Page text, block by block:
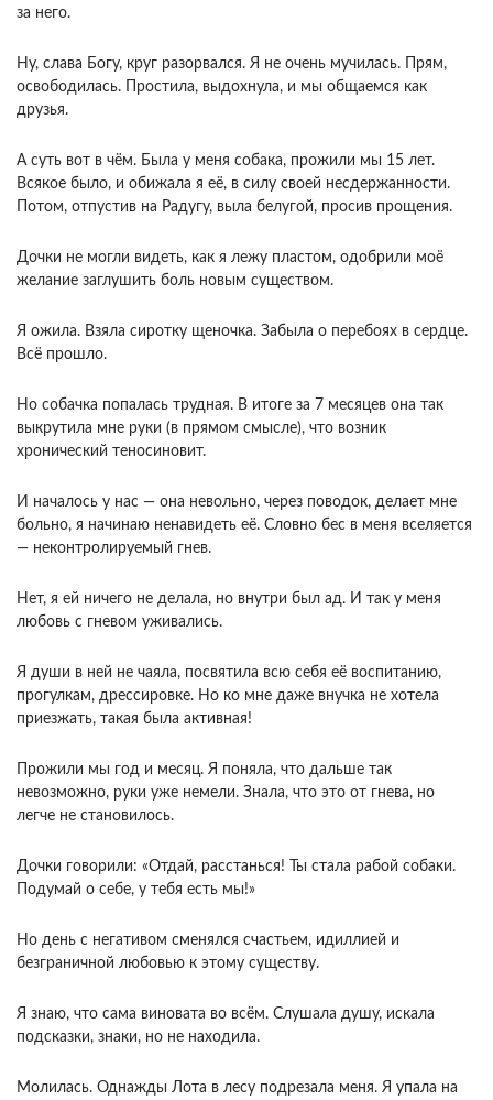
за него.
Ну, слава Богу, круг разорвался. Я не очень мучилась. Прям,
освободилась. Простила, выдохнула, и мы общаемся как
друзья.
А суть вот в чём. Была у меня собака, прожили мы 15 лет.
Всякое было, и обижала я её, в силу своей несдержанности.
Потом, отпустив на Радугу, выла белугой, просив прощения.
Дочки не могли видеть, как я лежу пластом, одобрили моё
желание заглушить боль новым существом.
Я ожила. Взяла сиротку щеночка. Забыла о перебоях в сердце.
Всё прошло.
Но собачка попалась трудная. В итоге за 7 месяцев она так
выкрутила мне руки (в прямом смысле), что возник
хронический теносиновит.
И началось у нас — она невольно, через поводок, делает мне
больно, я начинаю ненавидеть её. Словно бес в меня вселяется
— неконтролируемый гнев.
Нет, я ей ничего не делала, но внутри был ад. И так у меня
любовь с гневом уживались.
Я души в ней не чаяла, посвятила всю себя её воспитанию,
прогулкам, дрессировке. Но ко мне даже внучка не хотела
приезжать, такая была активная!
Прожили мы год и месяц. Я поняла, что дальше так
невозможно, руки уже немели. Знала, что это от гнева, но
легче не становилось.
Дочки говорили: «Отдай, расстанься! Ты стала рабой собаки.
Подумай о себе, у тебя есть мы!»
Но день с негативом сменялся счастьем, идиллией и
безграничной любовью к этому существу.
Я знаю, что сама виновата во всём. Слушала душу, искала
подсказки, знаки, но не находила.
Молилась. Однажды Лота в лесу подрезала меня. Я упала на